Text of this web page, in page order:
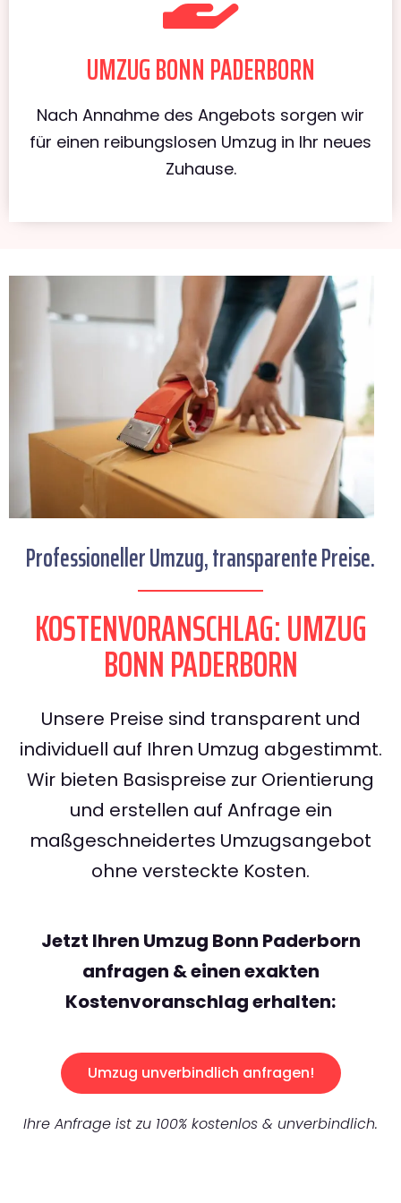
UMZUG BONN PADERBORN
Nach Annahme des Angebots sorgen wir
für einen reibungslosen Umzug in Ihr neues
Zuhause.
Professioneller Umzug, transparente Preise.
KOSTENVORANSCHLAG: UMZUG
BONN PADERBORN
Unsere Preise sind transparent und
individuell auf Ihren Umzug abgestimmt.
Wir bieten Basispreise zur Orientierung
und erstellen auf Anfrage ein
maßgeschneidertes Umzugsangebot
ohne versteckte Kosten.
Jetzt Ihren Umzug Bonn Paderborn
anfragen & einen exakten
Kostenvoranschlag erhalten:
Umzug unverbindlich anfragen!
Ihre Anfrage ist zu 100% kostenlos & unverbindlich.